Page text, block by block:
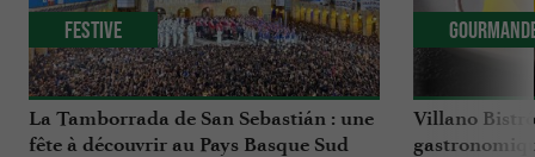
La Tamborrada de San Sebastián : une
fête à découvrir au Pays Basque Sud
Festive
Villano